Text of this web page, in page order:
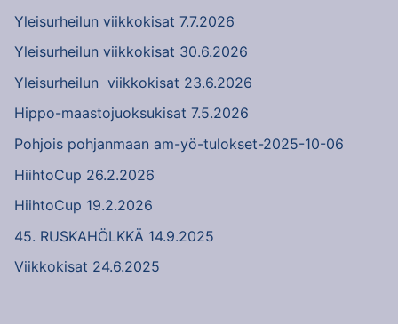
Yleisurheilun viikkokisat 7.7.2026
Yleisurheilun viikkokisat 30.6.2026
Yleisurheilun viikkokisat 23.6.2026
Hippo-maastojuoksukisat 7.5.2026
Pohjois pohjanmaan am-yö-tulokset-2025-10-06
HiihtoCup 26.2.2026
HiihtoCup 19.2.2026
45. RUSKAHÖLKKÄ 14.9.2025
Viikkokisat 24.6.2025